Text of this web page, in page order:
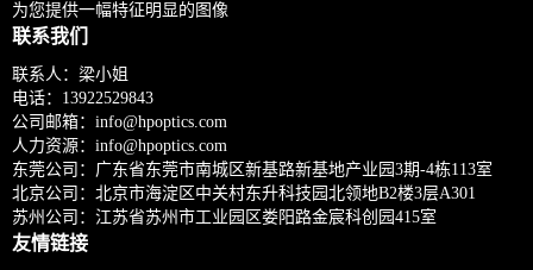
为您提供一幅特征明显的图像
联系我们
联系人：梁小姐
电话： 13922529843
公司邮箱： info@hpoptics.com
人力资源： info@hpoptics.com
东莞公司：广东省东莞市南城区新基路新基地产业园3期-4栋113室
北京公司：北京市海淀区中关村东升科技园北领地B2楼3层A301
苏州公司：江苏省苏州市工业园区娄阳路金宸科创园415室
友情链接